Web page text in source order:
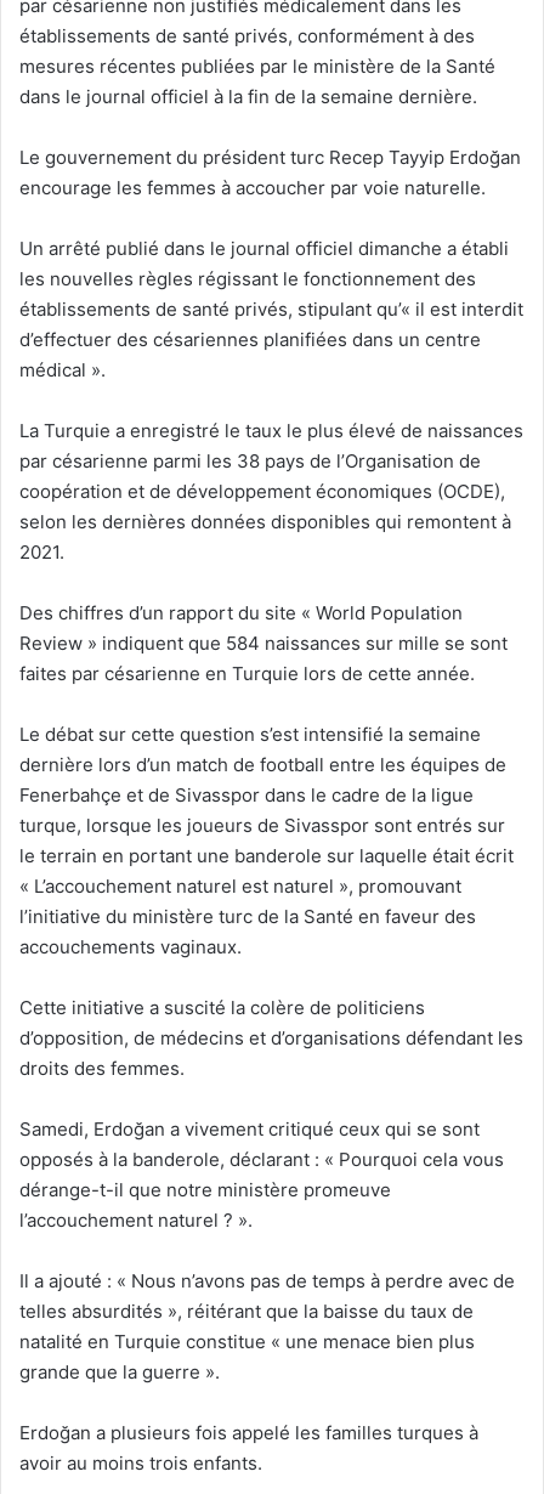
par césarienne non justifiés médicalement dans les
établissements de santé privés, conformément à des
mesures récentes publiées par le ministère de la Santé
dans le journal officiel à la fin de la semaine dernière.
Le gouvernement du président turc Recep Tayyip Erdoğan
encourage les femmes à accoucher par voie naturelle.
Un arrêté publié dans le journal officiel dimanche a établi
les nouvelles règles régissant le fonctionnement des
établissements de santé privés, stipulant qu’« il est interdit
d’effectuer des césariennes planifiées dans un centre
médical ».
La Turquie a enregistré le taux le plus élevé de naissances
par césarienne parmi les 38 pays de l’Organisation de
coopération et de développement économiques (OCDE),
selon les dernières données disponibles qui remontent à
2021.
Des chiffres d’un rapport du site « World Population
Review » indiquent que 584 naissances sur mille se sont
faites par césarienne en Turquie lors de cette année.
Le débat sur cette question s’est intensifié la semaine
dernière lors d’un match de football entre les équipes de
Fenerbahçe et de Sivasspor dans le cadre de la ligue
turque, lorsque les joueurs de Sivasspor sont entrés sur
le terrain en portant une banderole sur laquelle était écrit
« L’accouchement naturel est naturel », promouvant
l’initiative du ministère turc de la Santé en faveur des
accouchements vaginaux.
Cette initiative a suscité la colère de politiciens
d’opposition, de médecins et d’organisations défendant les
droits des femmes.
Samedi, Erdoğan a vivement critiqué ceux qui se sont
opposés à la banderole, déclarant : « Pourquoi cela vous
dérange-t-il que notre ministère promeuve
l’accouchement naturel ? ».
Il a ajouté : « Nous n’avons pas de temps à perdre avec de
telles absurdités », réitérant que la baisse du taux de
natalité en Turquie constitue « une menace bien plus
grande que la guerre ».
Erdoğan a plusieurs fois appelé les familles turques à
avoir au moins trois enfants.